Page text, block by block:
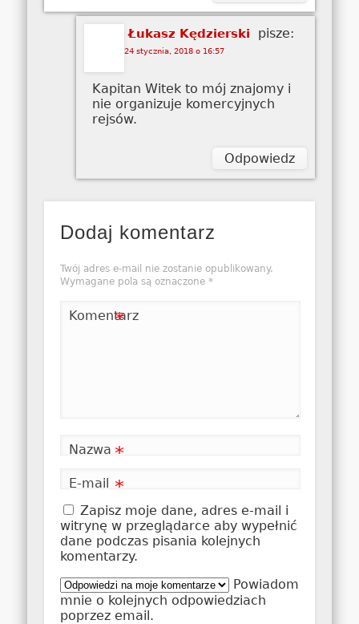
Łukasz Kędzierski pisze:
24 stycznia, 2018 o 16:57
Kapitan Witek to mój znajomy i
nie organizuje komercyjnych
rejsów.
Odpowiedz
Dodaj komentarz
Twój adres e-mail nie zostanie opublikowany.
Wymagane pola są oznaczone *
Komentarz
*
Nazwa *
E-mail *
Zapisz moje dane, adres e-mail i
witrynę w przeglądarce aby wypełnić
dane podczas pisania kolejnych
komentarzy.
Powiadom
mnie o kolejnych odpowiedziach
poprzez email.